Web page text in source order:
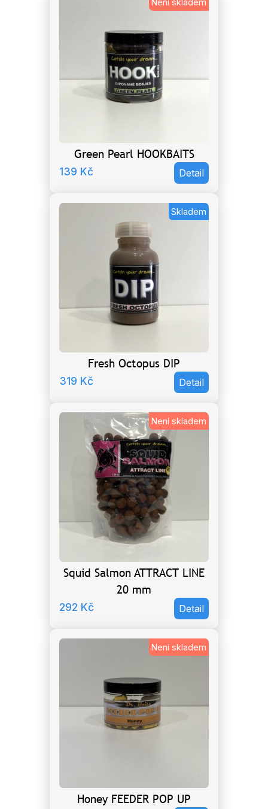
Není skladem
Green Pearl HOOKBAITS
139 Kč Detail
Skladem
Fresh Octopus DIP
319 Kč Detail
Není skladem
Squid Salmon ATTRACT LINE
20 mm
292 Kč Detail
Není skladem
Honey FEEDER POP UP